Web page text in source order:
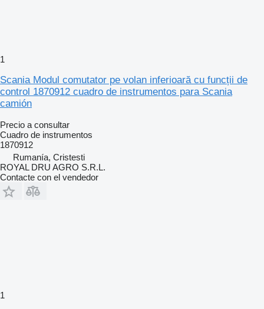
1
Scania Modul comutator pe volan inferioară cu funcții de
control 1870912 cuadro de instrumentos para Scania
camión
Precio a consultar
Cuadro de instrumentos
1870912
Rumanía, Cristesti
ROYAL DRU AGRO S.R.L.
Contacte con el vendedor
1